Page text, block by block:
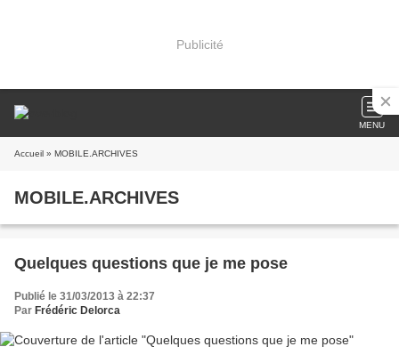
Publicité
MENU
Accueil » MOBILE.ARCHIVES
MOBILE.ARCHIVES
Quelques questions que je me pose
Publié le 31/03/2013 à 22:37
Par Frédéric Delorca